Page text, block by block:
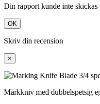
Din rapport kunde inte skickas
OK
Skriv din recension
×
Märkkniv med dubbelspetsig